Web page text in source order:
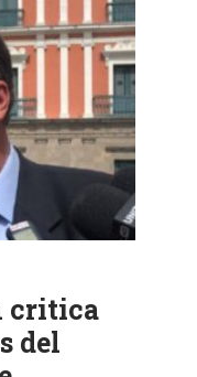
critica
del